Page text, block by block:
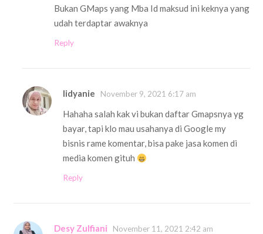
Bukan GMaps yang Mba Id maksud ini keknya yang
udah terdaptar awaknya
Reply
Iidyanie November 9, 2021 6:17 am
Hahaha salah kak vi bukan daftar Gmapsnya yg
bayar, tapi klo mau usahanya di Google my
bisnis rame komentar, bisa pake jasa komen di
media komen gituh
Reply
Desy Zulfiani November 11, 2021 2:42 am